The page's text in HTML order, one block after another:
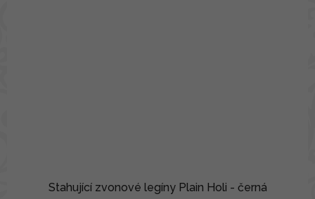
Stahující zvonové legíny Plain Holi - černá